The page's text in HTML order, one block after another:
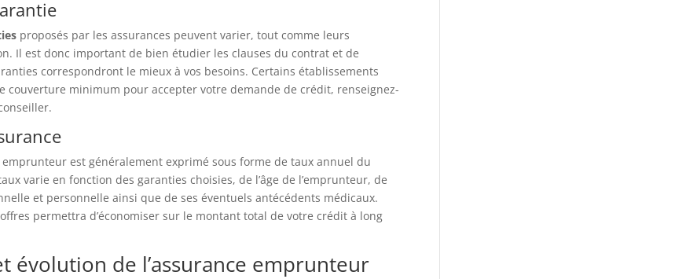
proposés par les assurances peuvent varier, tout comme leurs
Il est donc important de bien étudier les clauses du contrat et de
correspondront le mieux à vos besoins. Certains établissements
couverture minimum pour accepter votre demande de crédit, renseignez-
emprunteur est généralement exprimé sous forme de taux annuel du
varie en fonction des garanties choisies, de l’âge de l’emprunteur, de
et personnelle ainsi que de ses éventuels antécédents médicaux.
permettra d’économiser sur le montant total de votre crédit à long
évolution de l’assurance emprunteur